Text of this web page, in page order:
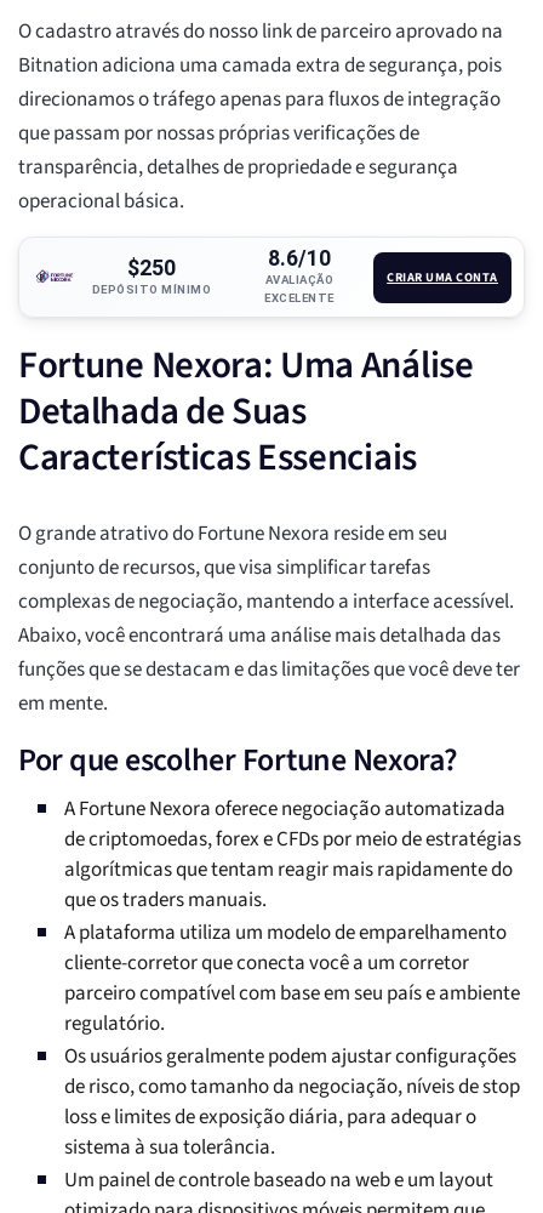
O cadastro através do nosso link de parceiro aprovado na
Bitnation adiciona uma camada extra de segurança, pois
direcionamos o tráfego apenas para fluxos de integração
que passam por nossas próprias verificações de
transparência, detalhes de propriedade e segurança
operacional básica.
$250
DEPÓSITO MÍNIMO
8.6/10
AVALIAÇÃO
EXCELENTE
CRIAR UMA CONTA
Fortune Nexora: Uma Análise
Detalhada de Suas
Características Essenciais
O grande atrativo do Fortune Nexora reside em seu
conjunto de recursos, que visa simplificar tarefas
complexas de negociação, mantendo a interface acessível.
Abaixo, você encontrará uma análise mais detalhada das
funções que se destacam e das limitações que você deve ter
em mente.
Por que escolher Fortune Nexora?
A Fortune Nexora oferece negociação automatizada
de criptomoedas, forex e CFDs por meio de estratégias
algorítmicas que tentam reagir mais rapidamente do
que os traders manuais.
A plataforma utiliza um modelo de emparelhamento
cliente-corretor que conecta você a um corretor
parceiro compatível com base em seu país e ambiente
regulatório.
Os usuários geralmente podem ajustar configurações
de risco, como tamanho da negociação, níveis de stop
loss e limites de exposição diária, para adequar o
sistema à sua tolerância.
Um painel de controle baseado na web e um layout